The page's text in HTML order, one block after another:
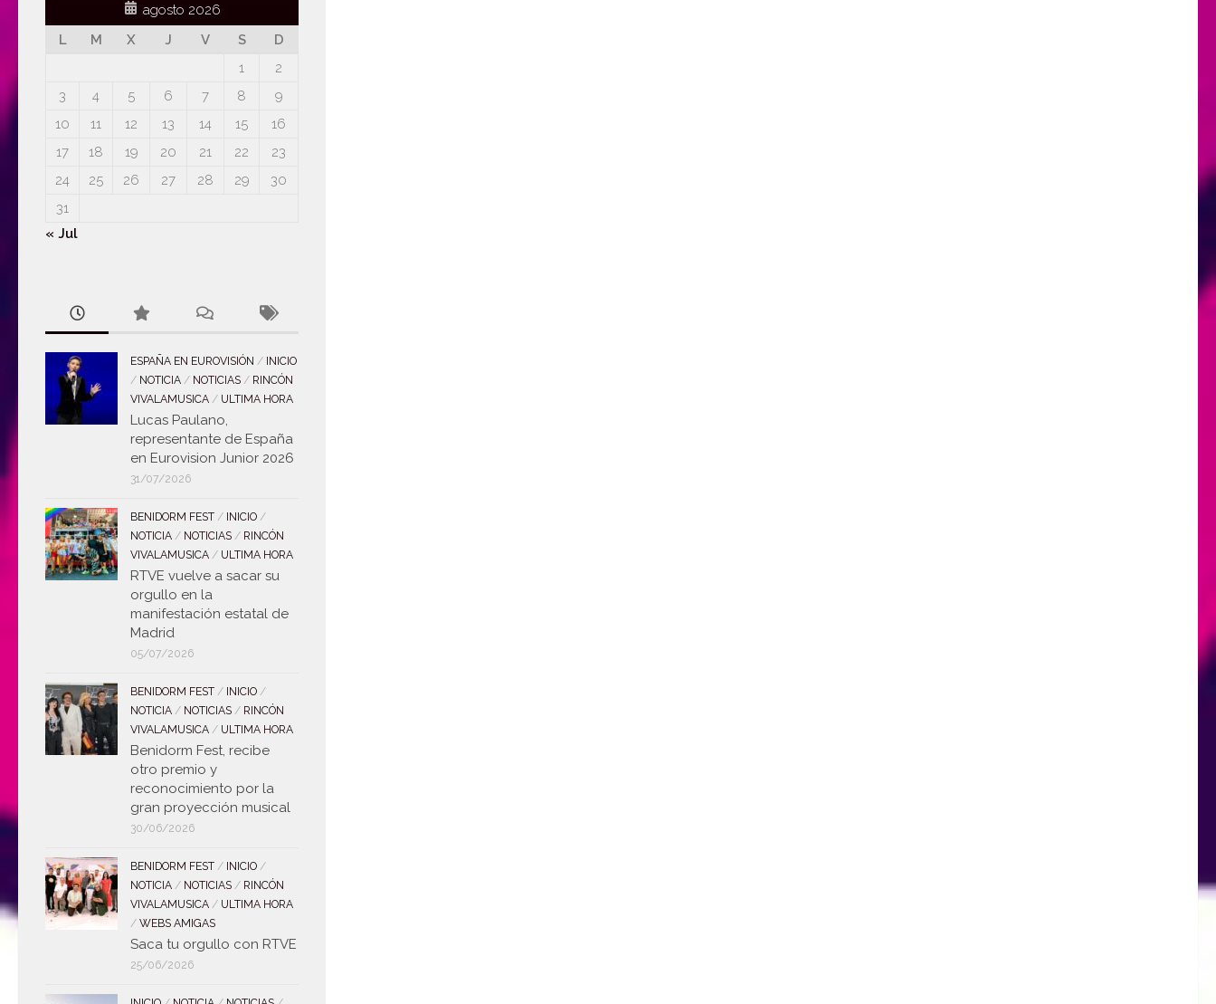
agosto 2026
L
M X J V S
D
1
2
3
4 5 6 7 8
9
10
11 12 13 14 15
16
17
18 19 20 21 22
23
24
25 26 27 28 29
30
31
« Jul
ESPAÑA EN EUROVISIÓN / INICIO
/ NOTICIA / NOTICIAS / RINCÓN
VIVALAMUSICA / ULTIMA HORA
Lucas Paulano,
representante de España
en Eurovision Junior 2026
31/07/2026
BENIDORM FEST / INICIO /
NOTICIA / NOTICIAS / RINCÓN
VIVALAMUSICA / ULTIMA HORA
RTVE vuelve a sacar su
orgullo en la
manifestación estatal de
Madrid
05/07/2026
BENIDORM FEST / INICIO /
NOTICIA / NOTICIAS / RINCÓN
VIVALAMUSICA / ULTIMA HORA
Benidorm Fest, recibe
otro premio y
reconocimiento por la
gran proyección musical
30/06/2026
BENIDORM FEST / INICIO /
NOTICIA / NOTICIAS / RINCÓN
VIVALAMUSICA / ULTIMA HORA
/ WEBS AMIGAS
Saca tu orgullo con RTVE
25/06/2026